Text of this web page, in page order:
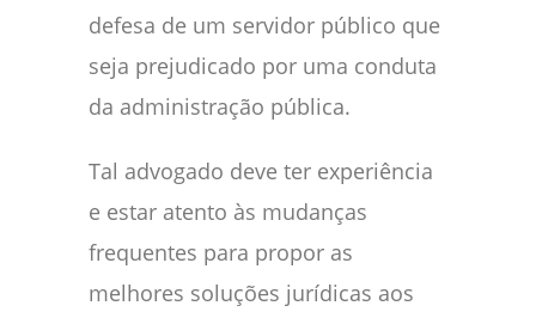
defesa de um servidor público que
seja prejudicado por uma conduta
da administração pública.
Tal advogado deve ter experiência
e estar atento às mudanças
frequentes para propor as
melhores soluções jurídicas aos